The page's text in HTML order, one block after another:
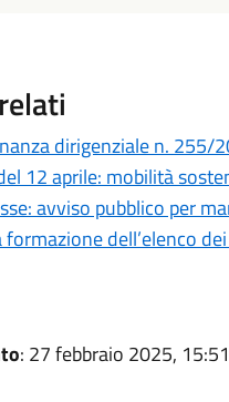
dirigenziale n. 255/
12 aprile: mobilità
avviso pubblico per
dell’elenco
: 27 febbraio 2025, 15:51